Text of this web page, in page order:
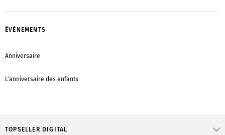
ÉVÉNEMENTS
Anniversaire
L'anniversaire des enfants
TOPSELLER DIGITAL